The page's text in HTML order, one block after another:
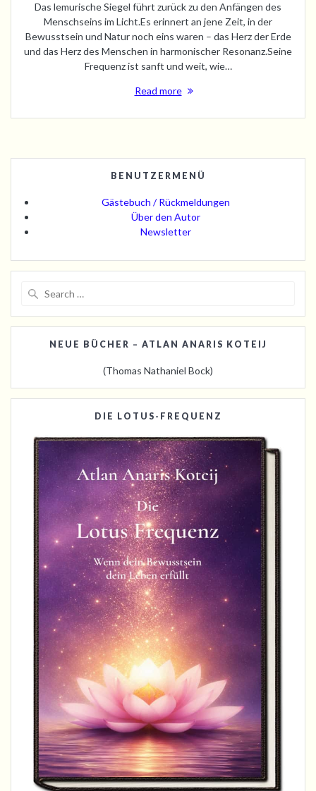
Das lemurische Siegel führt zurück zu den Anfängen des
Menschseins im Licht.Es erinnert an jene Zeit, in der
Bewusstsein und Natur noch eins waren – das Herz der Erde
und das Herz des Menschen in harmonischer Resonanz.Seine
Frequenz ist sanft und weit, wie…
Read more
BENUTZERMENÜ
Gästebuch / Rückmeldungen
Über den Autor
Newsletter
NEUE BÜCHER – ATLAN ANARIS KOTEIJ
(Thomas Nathaniel Bock)
DIE LOTUS-FREQUENZ